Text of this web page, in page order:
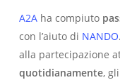
A2A ha compiuto
con l’aiuto di NANDO
alla partecipazione
quotidianamente,